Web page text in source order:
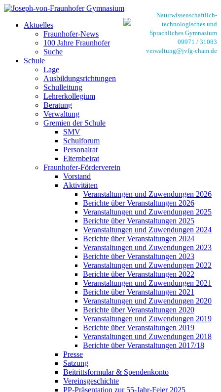
Naturwissenschaftlich-
technologisches und
Sprachliches Gymnasium
09971 / 31083
verwaltung@jvfg-cham.de
Aktuelles
Fraunhofer-News
100 Jahre Fraunhofer
Suche
Schule
Lage
Ausbildungsrichtungen
Schulleitung
Lehrerkollegium
Beratung
Verwaltung
Gremien der Schule
SMV
Schulforum
Personalrat
Elternbeirat
Fraunhofer-Förderverein
Vorstand
Aktivitäten
Veranstaltungen und Zuwendungen 2026
Berichte über Veranstaltungen 2026
Veranstaltungen und Zuwendungen 2025
Berichte über Veranstaltungen 2025
Veranstaltungen und Zuwendungen 2024
Berichte über Veranstaltungen 2024
Veranstaltungen und Zuwendungen 2023
Berichte über Veranstaltungen 2023
Veranstaltungen und Zuwendungen 2022
Berichte über Veranstaltungen 2022
Veranstaltungen und Zuwendungen 2021
Berichte über Veranstaltungen 2021
Veranstaltungen und Zuwendungen 2020
Berichte über Veranstaltungen 2020
Veranstaltungen und Zuwendungen 2019
Berichte über Veranstaltungen 2019
Veranstaltungen und Zuwendungen 2018
Berichte über Veranstaltungen 2017/18
Presse
Satzung
Beitrittsformular & Spendenkonto
Vereinsgeschichte
PP-Präsentation zur 55-Jahr-Feier 2025